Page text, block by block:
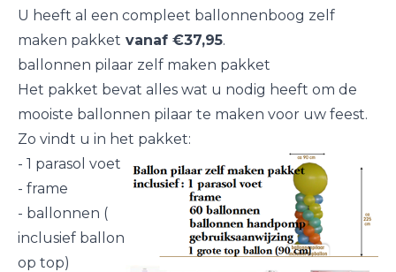
U heeft al een compleet ballonnenboog zelf
maken pakket vanaf €37,95.
ballonnen pilaar zelf maken pakket
Het pakket bevat alles wat u nodig heeft om de
mooiste ballonnen pilaar te maken voor uw feest.
Zo vindt u in het pakket:
- 1 parasol voet
- frame
- ballonnen (
inclusief ballon
op top)